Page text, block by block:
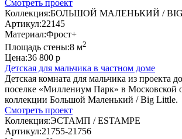
Смотреть проект
Коллекция:БОЛЬШОЙ МАЛЕНЬКИЙ / BIG
Артикул:22145
Материал:Фрост+
Площадь стены:8 м2
Цена:36 800 р
Детская для мальчика в частном доме
Детская комната для мальчика из проекта
поселке «Миллениум Парк» в Московской
коллекции Большой Маленький / Big Little.
Смотреть проект
Коллекция:ЭСТАМП / ESTAMPE
Артикул:21755-21756